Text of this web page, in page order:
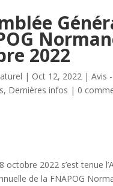
2022
| Oct 12, 2022| Avis
, Dernières infos | 0
octobre 2022 s’est tenue
de la FNAPOG